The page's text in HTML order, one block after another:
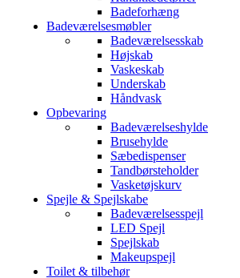
Badeforhæng
Badeværelsesmøbler
Badeværelsesskab
Højskab
Vaskeskab
Underskab
Håndvask
Opbevaring
Badeværelseshylde
Brusehylde
Sæbedispenser
Tandbørsteholder
Vasketøjskurv
Spejle & Spejlskabe
Badeværelsesspejl
LED Spejl
Spejlskab
Makeupspejl
Toilet & tilbehør